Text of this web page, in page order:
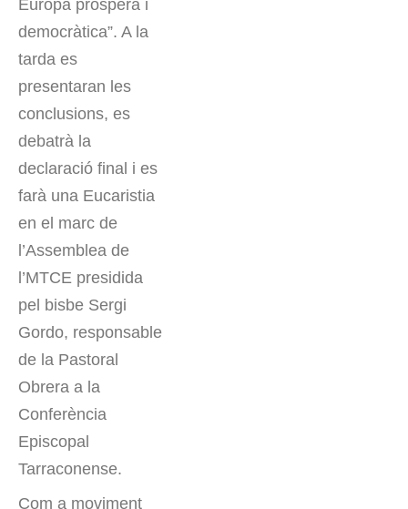
Europa pròspera i
democràtica”. A la
tarda es
presentaran les
conclusions, es
debatrà la
declaració final i es
farà una Eucaristia
en el marc de
l’Assemblea de
l’MTCE presidida
pel bisbe Sergi
Gordo, responsable
de la Pastoral
Obrera a la
Conferència
Episcopal
Tarraconense.
Com a moviment